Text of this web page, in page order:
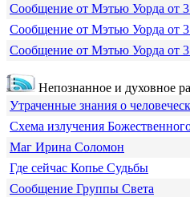
Сообщение от Мэтью Уорда от
Сообщение от Мэтью Уорда от 3
Сообщение от Мэтью Уорда от
Непознанное и духовное
Утраченные знания о
Схема излучения
Маг Ирина Соломон
Где сейчас Копье Судьбы
Сообщение Группы Света